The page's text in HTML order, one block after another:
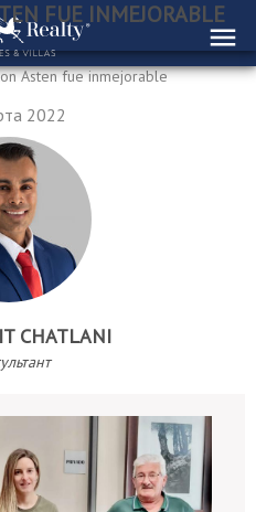
Asten fue inmejorable
2022
CHATLANI
FUE INMEJORABLE